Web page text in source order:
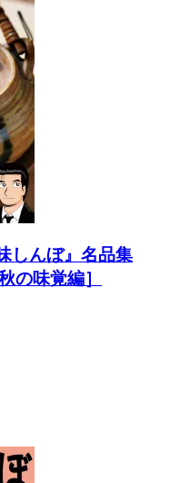
しんぼ』名品集
の味覚編］